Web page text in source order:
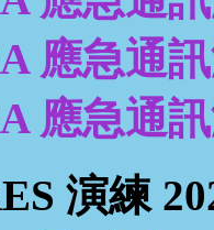
應急通
應急通
演練